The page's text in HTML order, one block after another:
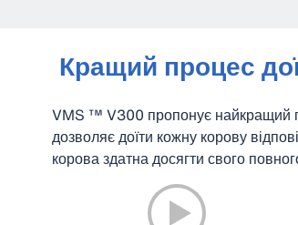
Кращий процес
VMS ™ V300 пропонує найкращий
дозволяє доїти кожну корову
корова здатна досягти свого